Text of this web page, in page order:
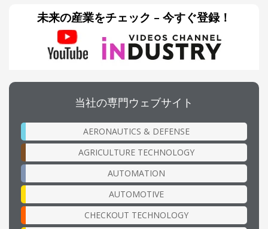
未来の産業をチェック – 今すぐ登録！
当社の専門ウェブサイト
AERONAUTICS & DEFENSE
AGRICULTURE TECHNOLOGY
AUTOMATION
AUTOMOTIVE
CHECKOUT TECHNOLOGY